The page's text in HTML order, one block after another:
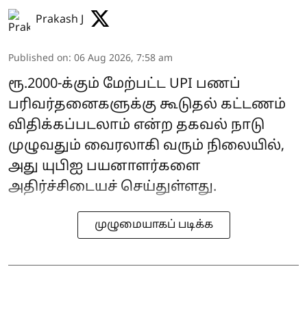
Prakash J
Published on: 06 Aug 2026, 7:58 am
ரூ.2000-க்கும் மேற்பட்ட UPI பணப்
பரிவர்தனைகளுக்கு கூடுதல் கட்டணம்
விதிக்கப்படலாம் என்ற தகவல் நாடு
முழுவதும் வைரலாகி வரும் நிலையில்,
அது யுபிஐ பயனாளர்களை
அதிர்ச்சிடையச் செய்துள்ளது.
முழுமையாகப் படிக்க